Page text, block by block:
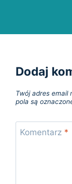
Dodaj
Twój adres email
pola są
Komentarz *